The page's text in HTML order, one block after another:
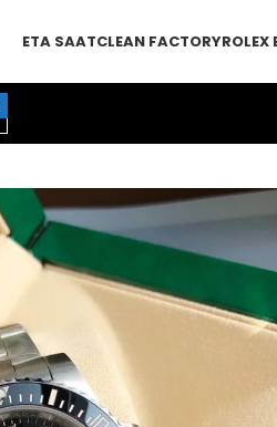
ETA SAATCLEAN FACTORYROLEX